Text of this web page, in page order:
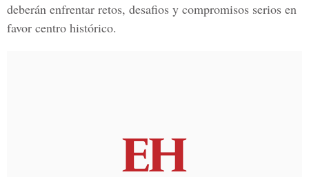
deberán enfrentar retos, desafios y compromisos serios en
favor centro histórico.